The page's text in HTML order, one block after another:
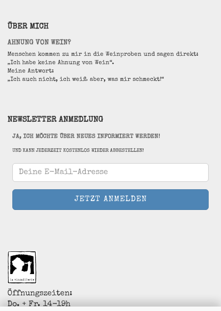
ÜBER MICH
AHNUNG VON WEIN?
Menschen kommen zu mir in die Weinproben und sagen direkt:
„Ich habe keine Ahnung von Wein“.
Meine Antwort:
„Ich auch nicht, ich weiß aber, was mir schmeckt!“
NEWSLETTER ANMEDLUNG
JA, ICH MÖCHTE ÜBER NEUES INFORMIERT WERDEN!
UND KANN JEDERZEIT KOSTENLOS WIEDER ABBESTELLEN!
Öffnungszeiten:
Do. + Fr. 14-19h